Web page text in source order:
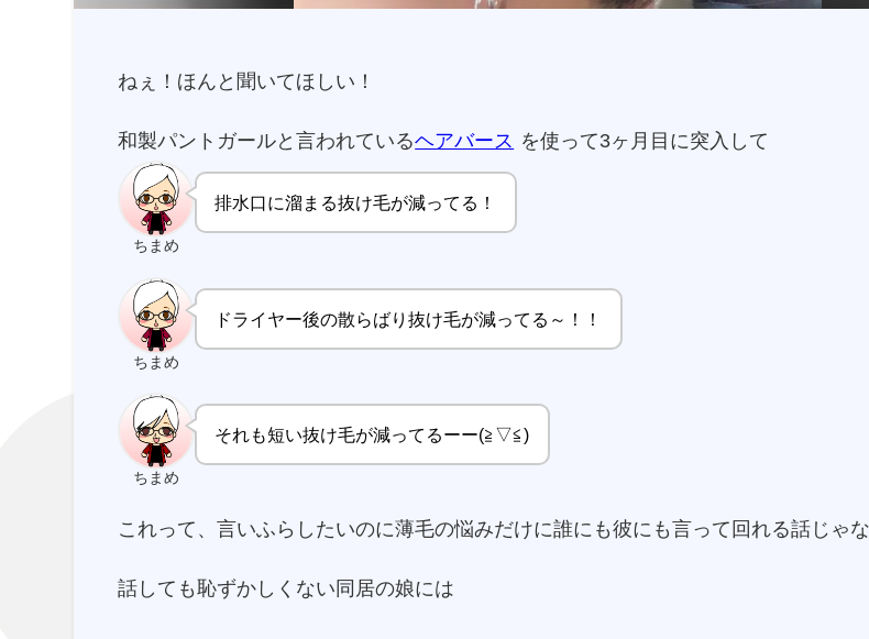
ねぇ！ほんと聞いてほしい！
和製パントガールと言われているヘアバース を使って3ヶ月目に突入して
ちまめ
排水口に溜まる抜け毛が減ってる！
ちまめ
ドライヤー後の散らばり抜け毛が減ってる～！！
ちまめ
それも短い抜け毛が減ってるーー(≧▽≦)
これって、言いふらしたいのに薄毛の悩みだけに誰にも彼にも言って回れる話じゃ
話しても恥ずかしくない同居の娘には